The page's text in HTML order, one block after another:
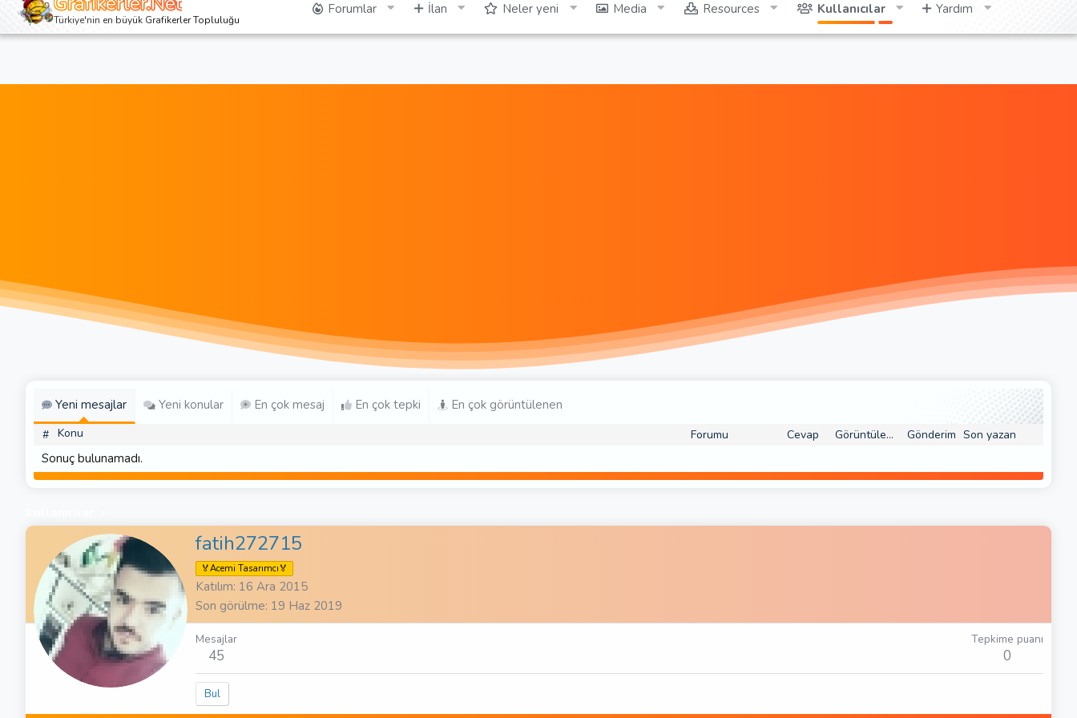
Giriş yap Kayıt ol
Türkiye'nin en büyük Grafikerler Topluluğu
Forumlar İlan Neler yeni Media Resources Kullanıcılar Yardım
Yeni mesajlar Yeni konular En çok mesaj En çok tepki En çok görüntülenen
# Konu Forumu Cevap Görüntüleme Gönderim Son yazan
Sonuç bulunamadı.
fatih272715
🏅Acemi Tasarımcı🏅
Katılım 16 Ara 2015
Son görülme 19 Haz 2019
Mesajlar
45
Tepkime puanı
0
Bul